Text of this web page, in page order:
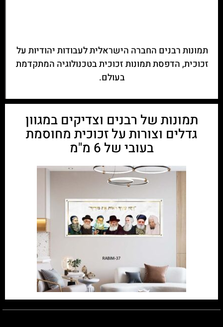
תמונות רבנים החברה הישראלית לעבודות יהודיות על
זכוכית, הדפסת תמונות זכוכית בטכנולוגיה המתקדמת
בעולם.
תמונות של רבנים וצדיקים במגוון
גדלים וצורות על זכוכית מחוסמת
בעובי של 6 מ"מ